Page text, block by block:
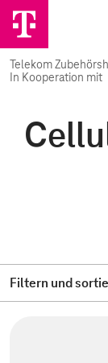
Telekom
In Kooperation mit
Filtern und